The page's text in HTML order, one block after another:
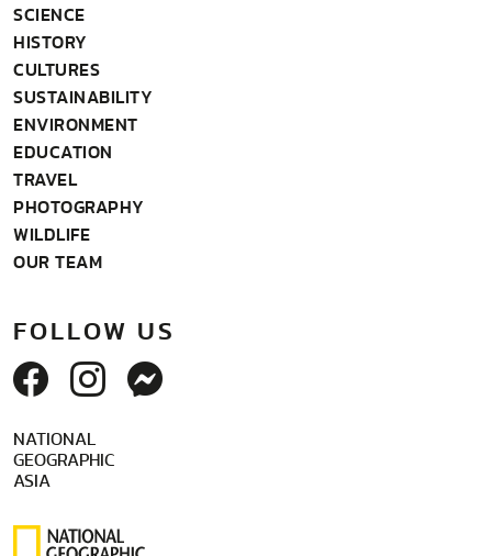
SCIENCE
HISTORY
CULTURES
SUSTAINABILITY
ENVIRONMENT
EDUCATION
TRAVEL
PHOTOGRAPHY
WILDLIFE
OUR TEAM
FOLLOW US
NATIONAL
GEOGRAPHIC
ASIA